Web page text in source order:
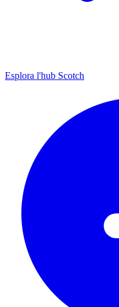
Esplora l'hub Scotch